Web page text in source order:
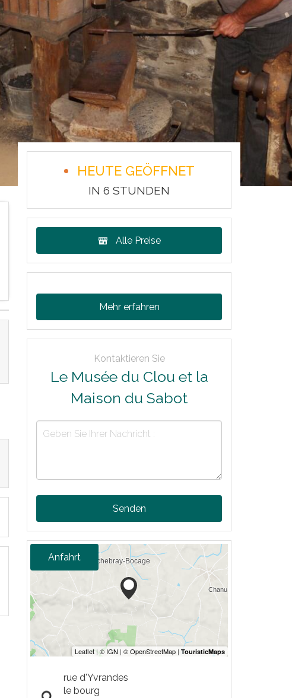
HEUTE GEÖFFNET
IN 6 STUNDEN
Alle Preise
Mehr erfahren
Kontaktieren Sie
Le Musée du Clou et la
Maison du Sabot
Senden
Anfahrt
rue d'Yvrandes
le bourg